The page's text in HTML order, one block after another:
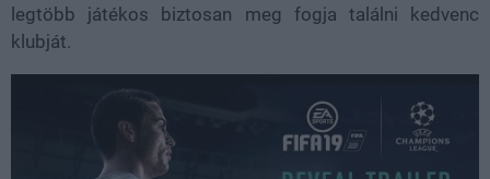
legtöbb játékos biztosan meg fogja találni kedvenc
klubját.